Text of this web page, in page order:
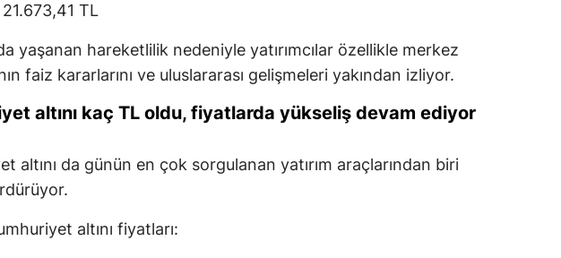
21.673,41 TL
yaşanan hareketlilik nedeniyle yatırımcılar özellikle merkez
faiz kararlarını ve uluslararası gelişmeleri yakından izliyor.
altını kaç TL oldu, fiyatlarda yükseliş devam ediyor
altını da günün en çok sorgulanan yatırım araçlarından biri
altını fiyatları: